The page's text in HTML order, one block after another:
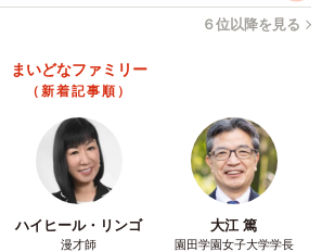
６位以降を見る
まいどなファミリー
（新着記事順）
ハイヒール・リンゴ
漫才師
大江 篤
園田学園女子大学学長